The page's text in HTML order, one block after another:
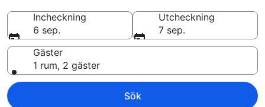
Incheckning
6 sep.
Utcheckning
7 sep.
Gäster
1 rum, 2 gäster
Sök